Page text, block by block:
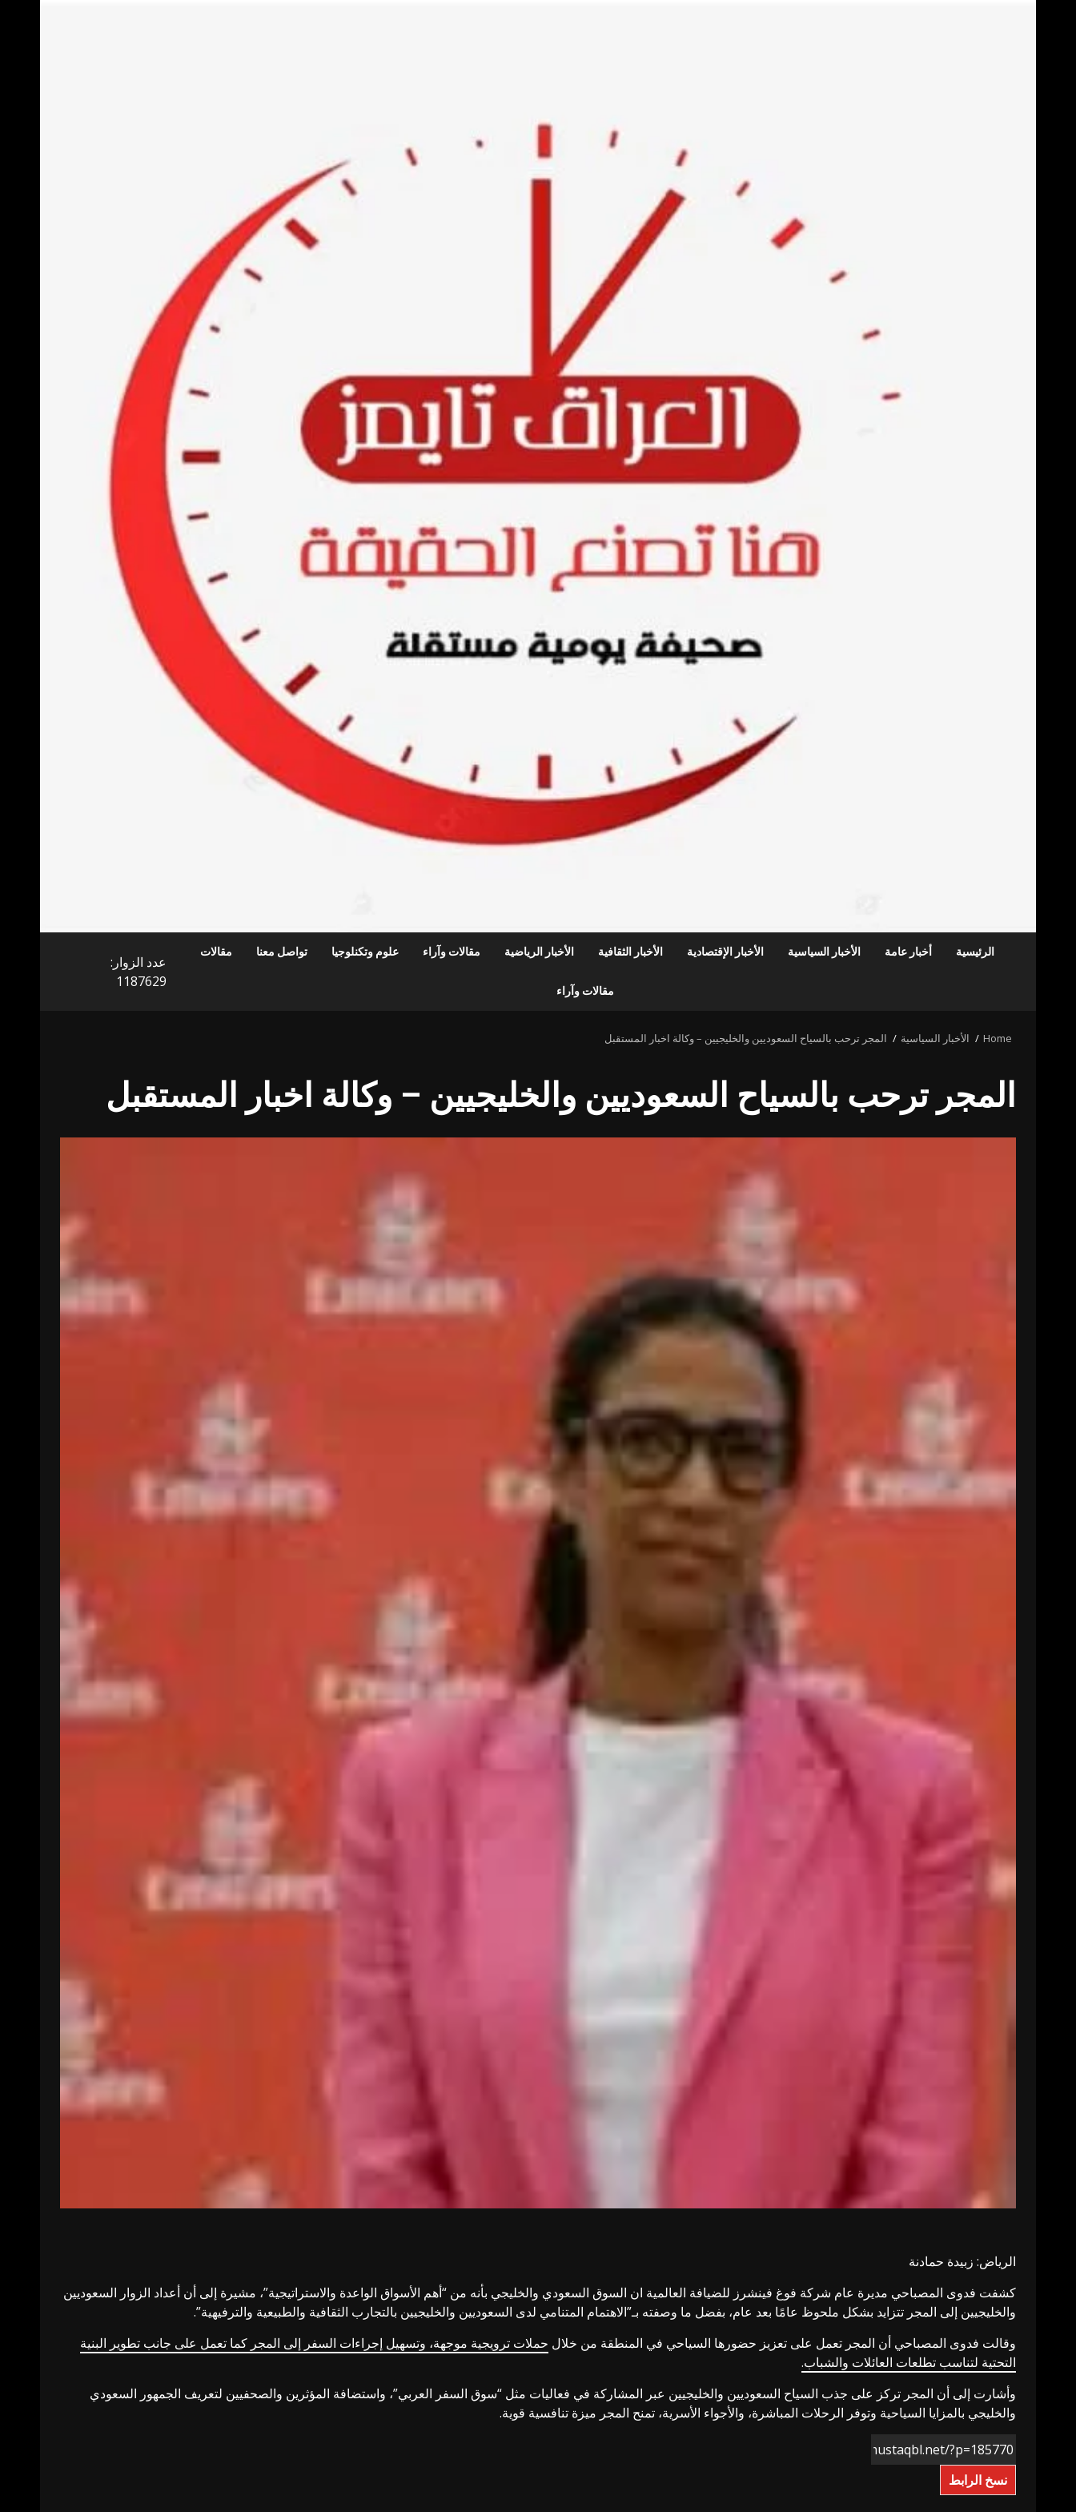
الرئيسية أخبار عامة الأخبار السياسية الأخبار الإقتصادية الأخبار الثقافية الأخبار الرياضية مقالات وآراء علوم وتكنلوجيا تواصل معنا مقالات
مقالات وآراء
عدد الزوار:
1187629
Home الأخبار السياسية المجر ترحب بالسياح السعوديين والخليجيين – وكالة اخبار المستقبل
المجر ترحب بالسياح السعوديين والخليجيين – وكالة اخبار المستقبل
الرياض: زبيدة حمادنة
كشفت فدوى المصباحي مديرة عام شركة فوغ فينشرز للضيافة العالمية ان السوق السعودي والخليجي بأنه من “أهم الأسواق الواعدة والاستراتيجية”، مشيرة إلى أن أعداد الزوار السعوديين
والخليجيين إلى المجر تتزايد بشكل ملحوظ عامًا بعد عام، بفضل ما وصفته بـ”الاهتمام المتنامي لدى السعوديين والخليجيين بالتجارب الثقافية والطبيعية والترفيهية”.
وقالت فدوى المصباحي أن المجر تعمل على تعزيز حضورها السياحي في المنطقة من خلال حملات ترويجية موجهة، وتسهيل إجراءات السفر إلى المجر كما تعمل على جانب تطوير البنية
التحتية لتناسب تطلعات العائلات والشباب.
وأشارت إلى أن المجر تركز على جذب السياح السعوديين والخليجيين عبر المشاركة في فعاليات مثل “سوق السفر العربي”، واستضافة المؤثرين والصحفيين لتعريف الجمهور السعودي
والخليجي بالمزايا السياحية وتوفر الرحلات المباشرة، والأجواء الأسرية، تمنح المجر ميزة تنافسية قوية.
نسخ الرابط